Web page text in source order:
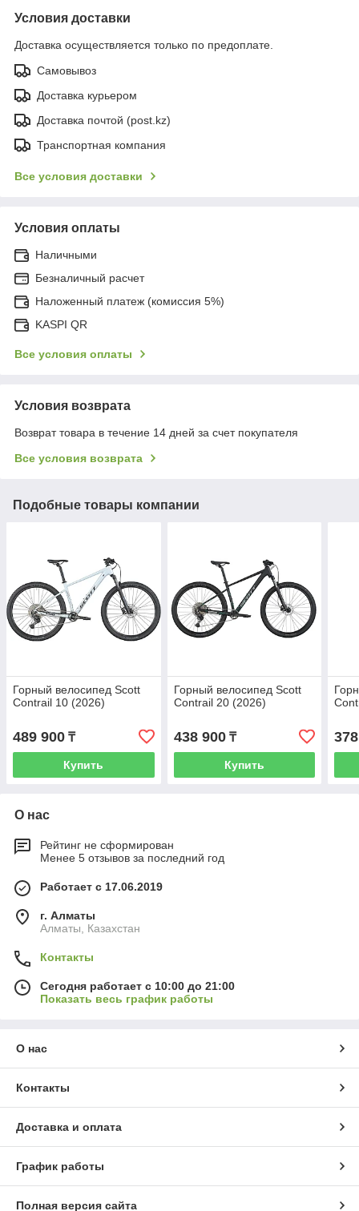
Условия доставки
Доставка осуществляется только по предоплате.
Самовывоз
Доставка курьером
Доставка почтой (post.kz)
Транспортная компания
Все условия доставки
Условия оплаты
Наличными
Безналичный расчет
Наложенный платеж (комиссия 5%)
KASPI QR
Все условия оплаты
Условия возврата
Возврат товара в течение 14 дней за счет покупателя
Все условия возврата
Подобные товары компании
Горный велосипед Scott
Contrail 10 (2026)
489 900 ₸
Купить
Горный велосипед Scott
Contrail 20 (2026)
438 900₸
Купить
О нас
Рейтинг не сформирован
Менее 5 отзывов за последний год
Работает с 17.06.2019
г. Алматы
Алматы, Казахстан
Контакты
Сегодня работает с 10:00 до 21:00
Показать весь график работы
О нас
Контакты
Доставка и оплата
График работы
Полная версия сайта